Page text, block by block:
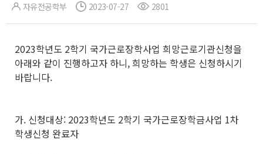
자유전공학부 2023-07-27 2801
2023학년도 2학기 국가근로장학사업 희망근로기관신청을
아래와 같이 진행하고자 하니, 희망하는 학생은 신청하시기
바랍니다.
가. 신청대상: 2023학년도 2학기 국가근로장학금사업 1차
학생신청 완료자